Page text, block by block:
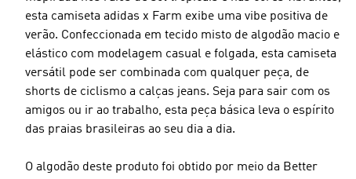
esta camiseta adidas x Farm exibe uma vibe positiva de
verão. Confeccionada em tecido misto de algodão macio e
elástico com modelagem casual e folgada, esta camiseta
versátil pode ser combinada com qualquer peça, de
shorts de ciclismo a calças jeans. Seja para sair com os
amigos ou ir ao trabalho, esta peça básica leva o espírito
das praias brasileiras ao seu dia a dia.
O algodão deste produto foi obtido por meio da Better